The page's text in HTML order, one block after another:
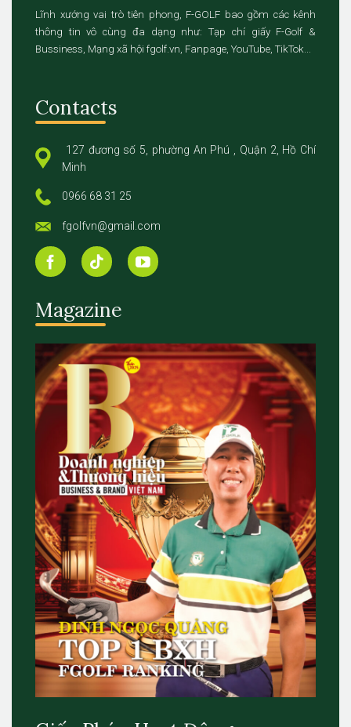
Lĩnh xướng vai trò tiên phong, F-GOLF bao gồm các kênh
thông tin vô cùng đa dạng như: Tạp chí giấy F-Golf &
Bussiness, Mạng xã hội fgolf.vn, Fanpage, YouTube, TikTok...
Contacts
127 đương số 5, phường An Phú , Quận 2, Hồ Chí
Minh
0966 68 31 25
fgolfvn@gmail.com
Magazine